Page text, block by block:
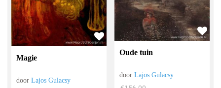
Magie
doorLajos Gulacsy
Oude tuin
doorLajos Gulacsy